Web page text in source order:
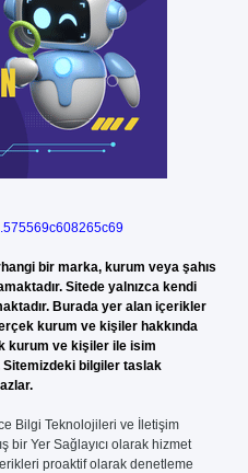
bir marka, kurum veya şahıs
Sitede yalnızca kendi
Burada yer alan içerikler
kurum ve kişiler hakkında
kurum ve kişiler ile isim
bilgiler taslak
Bilgi Teknolojileri ve İletişim
bir Yer Sağlayıcı olarak hizmet
proaktif olarak denetleme